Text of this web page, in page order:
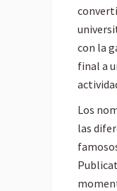
con la
final a
Los
las